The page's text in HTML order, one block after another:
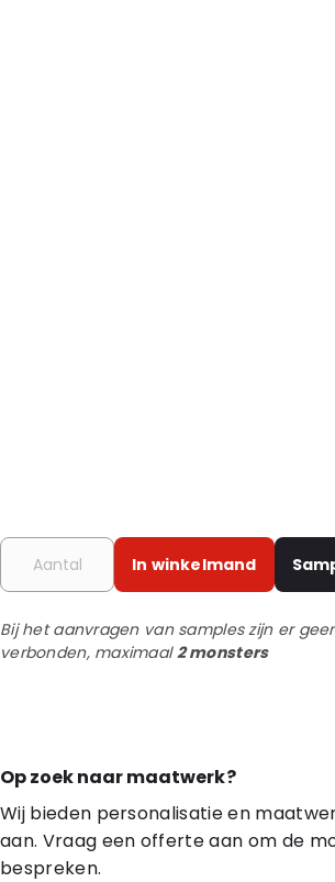
In winkelmand
Bij het aanvragen van samples zijn er
verbonden, maximaal2 monsters
Op zoek naar maatwerk?
Wij bieden personalisatie en
aan. Vraag een offerte aan om de
bespreken.